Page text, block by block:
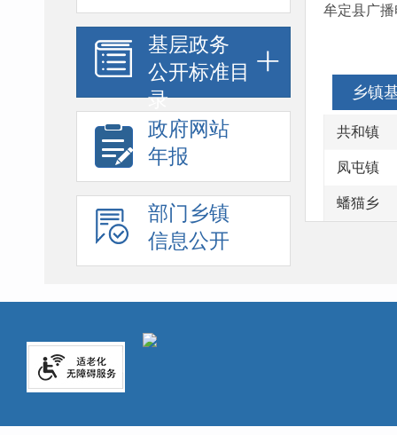
基层政务
公开标准目
录
政府网站
年报
部门乡镇
信息公开
牟定县广
乡镇
共和镇
凤屯镇
蟠猫乡